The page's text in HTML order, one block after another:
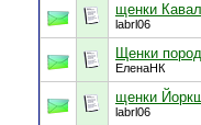
щенки
labrl06
Щенки
ЕленаНК
щенки
labrl06